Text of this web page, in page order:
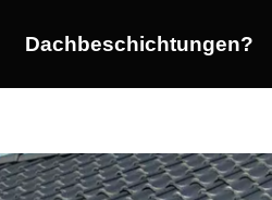
Dachbeschichtungen?